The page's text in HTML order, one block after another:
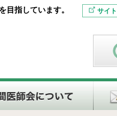
目指しています。 サイ